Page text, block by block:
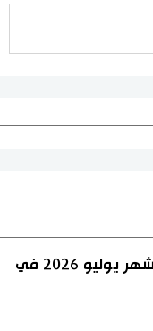
أهم أحداث شهر يوليو 2026 في